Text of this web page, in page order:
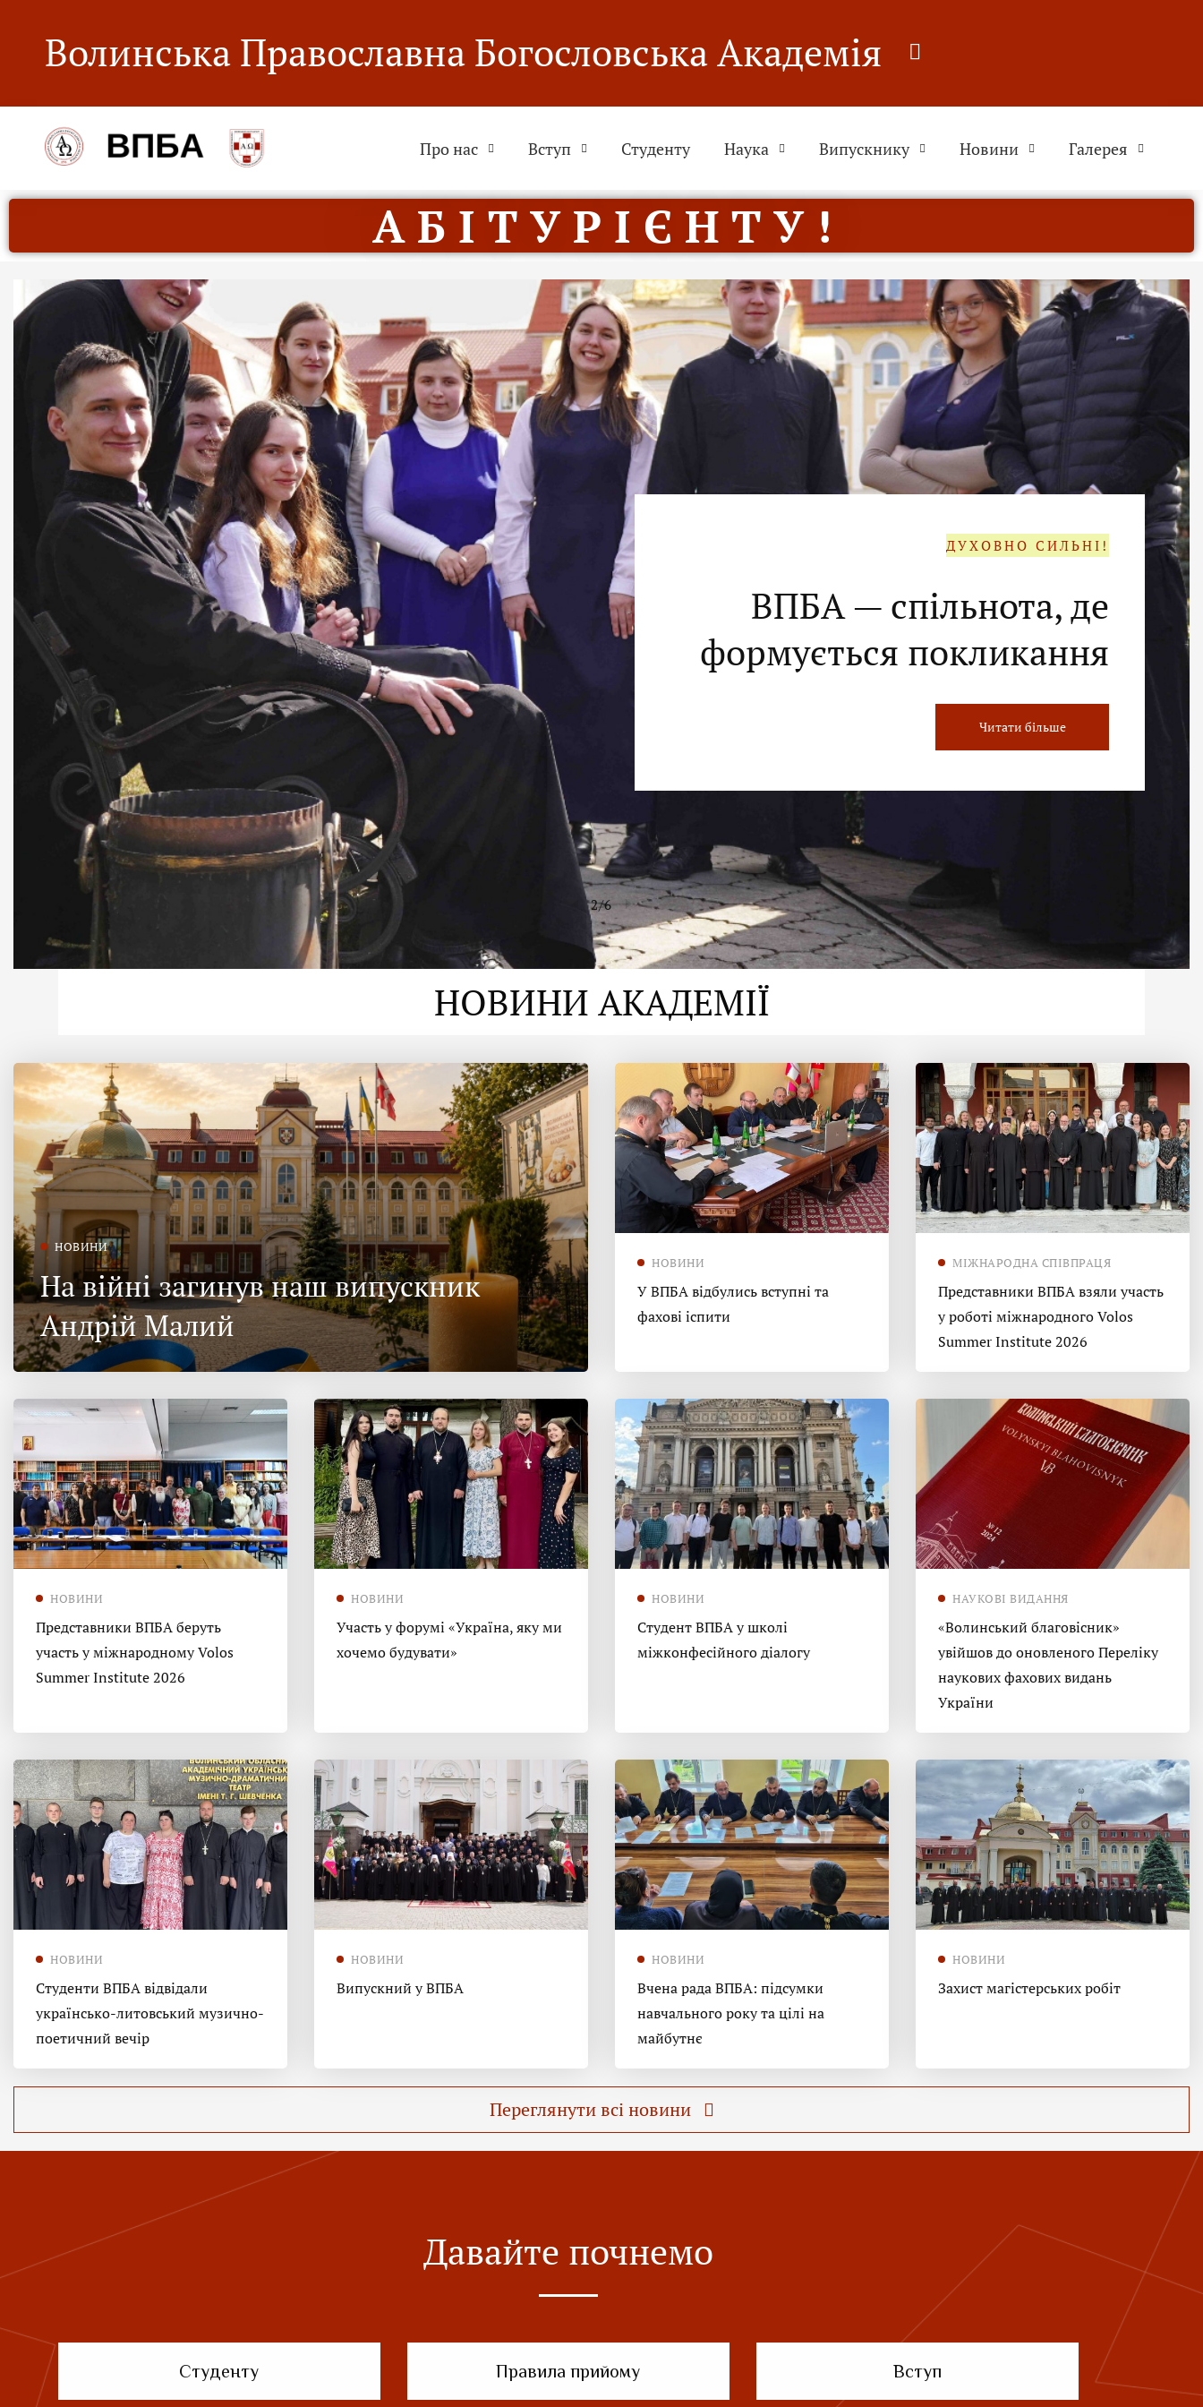
Волинська Православна Богословська Академія
Про нас Вступ Студенту Наука Випускнику Новини Галерея
А Б І Т У Р І Є Н Т У !
ДУХОВНО СИЛЬНІ!
ВПБА — спільнота, де
формується покликання
Читати більше
2/6
НОВИНИ АКАДЕМІЇ
НОВИНИ
На війні загинув наш випускник
Андрій Малий
НОВИНИ
У ВПБА відбулись вступні та
фахові іспити
МІЖНАРОДНА СПІВПРАЦЯ
Представники ВПБА взяли участь
у роботі міжнародного Volos
Summer Institute 2026
НОВИНИ
Представники ВПБА беруть
участь у міжнародному Volos
Summer Institute 2026
НОВИНИ
Участь у форумі «Україна, яку ми
хочемо будувати»
НОВИНИ
Студент ВПБА у школі
міжконфесійного діалогу
НАУКОВІ ВИДАННЯ
«Волинський благовісник»
увійшов до оновленого Переліку
наукових фахових видань
України
НОВИНИ
Студенти ВПБА відвідали
українсько-литовський музично-
поетичний вечір
НОВИНИ
Випускний у ВПБА
НОВИНИ
Вчена рада ВПБА: підсумки
навчального року та цілі на
майбутнє
НОВИНИ
Захист магістерських робіт
Переглянути всі новини
Давайте почнемо
Студенту Правила прийому Вступ